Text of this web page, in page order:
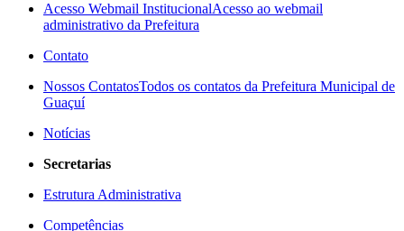
Acesso Webmail InstitucionalAcesso ao webmail
administrativo da Prefeitura
Contato
Nossos ContatosTodos os contatos da Prefeitura Municipal de
Guaçuí
Notícias
Secretarias
Estrutura Administrativa
Competências